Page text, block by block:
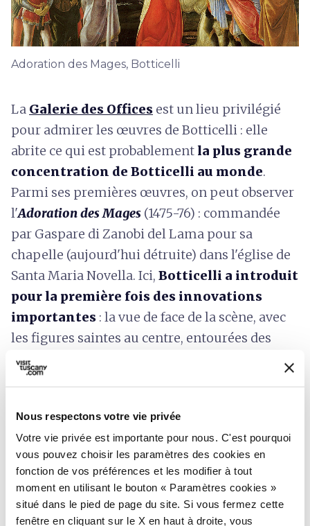
Nous respectons votre vie privée
Votre vie privée est importante pour nous. C'est pourquoi
vous pouvez choisir les paramètres des cookies en
fonction de vos préférences et les modifier à tout
moment en utilisant le bouton « Paramètres cookies »
situé dans le pied de page du site. Si vous fermez cette
fenêtre en cliquant sur le X en haut à droite, vous
Adoration des Mages, Botticelli
La Galerie des Offices est un lieu privilégié
pour admirer les œuvres de Botticelli : elle
abrite ce qui est probablementla plus grande
concentration de Botticelli au monde.
Parmi ses premières œuvres, on peut observer
l'Adoration des Mages (1475-76) : commandée
par Gaspare di Zanobi del Lama pour sa
chapelle (aujourd'hui détruite) dans l'église de
Santa Maria Novella. Ici, Botticelli a introduit
pour la première fois des innovations
importantes : la vue de face de la scène, avec
les figures saintes au centre, entourées des
autres personnages (jusqu'alors, les trois rois
étaient toujours placés à droite ou à gauche de
cabane partiellement détruite, avec d'autres
bâtiments à demi détruits en arrière-plan. En
outre, Botticelli inclut dans le tableau les
portraits de Cosme de Médicis, de ses fils Piero
et Giovanni, et de ses petits-fils Laurent le